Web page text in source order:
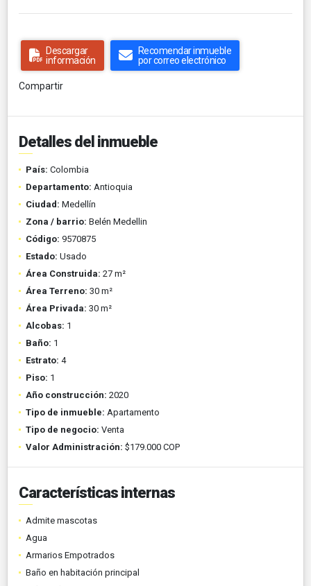
Descargar
información
Recomendar inmueble
por correo electrónico
Compartir
Detalles del inmueble
País: Colombia
Departamento: Antioquia
Ciudad: Medellín
Zona / barrio: Belén Medellin
Código: 9570875
Estado: Usado
Área Construida: 27 m²
Área Terreno: 30 m²
Área Privada: 30 m²
Alcobas: 1
Baño: 1
Estrato: 4
Piso: 1
Año construcción: 2020
Tipo de inmueble: Apartamento
Tipo de negocio: Venta
Valor Administración: $179.000 COP
Características internas
Admite mascotas
Agua
Armarios Empotrados
Baño en habitación principal